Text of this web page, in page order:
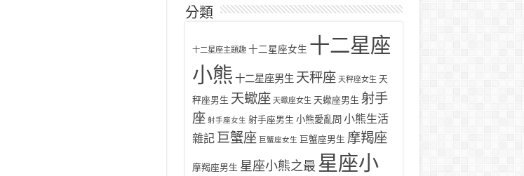
分類
十二星座主題趣 十二星座女生 十二星座
小熊 十二星座男生 天秤座 天秤座女生 天
秤座男生 天蠍座 天蠍座女生 天蠍座男生 射手
座 射手座女生 射手座男生 小熊愛亂問 小熊生活
雜記 巨蟹座 巨蟹座女生 巨蟹座男生 摩羯座
摩羯座男生 星座小熊之最 星座小